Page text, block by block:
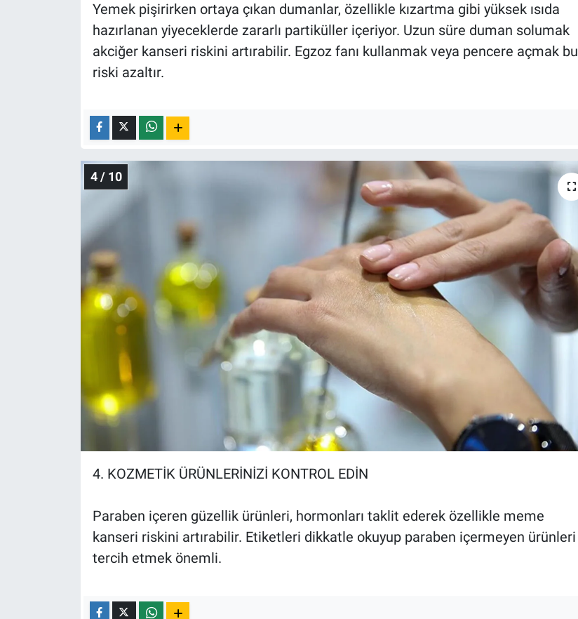
Yemek pişirirken ortaya çıkan dumanlar, özellikle kızartma gibi yüksek ısıda
hazırlanan yiyeceklerde zararlı partiküller içeriyor. Uzun süre duman solumak
akciğer kanseri riskini artırabilir. Egzoz fanı kullanmak veya pencere açmak bu
riski azaltır.
4 / 10
4. KOZMETİK ÜRÜNLERİNİZİ KONTROL EDİN
Paraben içeren güzellik ürünleri, hormonları taklit ederek özellikle meme
kanseri riskini artırabilir. Etiketleri dikkatle okuyup paraben içermeyen ürünleri
tercih etmek önemli.